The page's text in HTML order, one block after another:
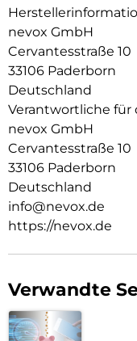
schützen Sie die
Zwischenräumen.
nevox GmbH
Cervantesstraße 10
33106 Paderborn
Deutschland
Verantwortliche für
nevox GmbH
Cervantesstraße 10
33106 Paderborn
Deutschland
info@nevox.de
https://nevox.de
Verwandte